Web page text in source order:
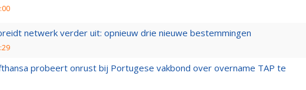
netwerk verder uit: opnieuw drie nieuwe bestemmingen
probeert onrust bij Portugese vakbond over overname TAP te